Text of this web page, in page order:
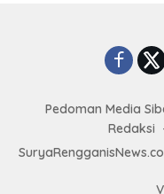
Pedoman Media
Redaksi